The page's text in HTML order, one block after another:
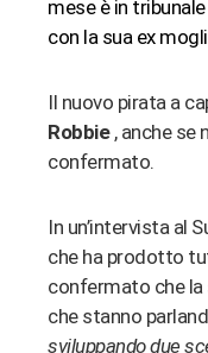
mese è in
con la sua ex
Il nuovo pirata a
Robbie, anche se
confermato.
In un’intervista al
che ha prodotto
confermato che la
che stanno
sviluppando due